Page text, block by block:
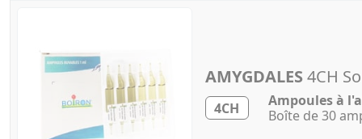
AMYGDALES 4CH
4CH
Ampoules à
Boîte de 30